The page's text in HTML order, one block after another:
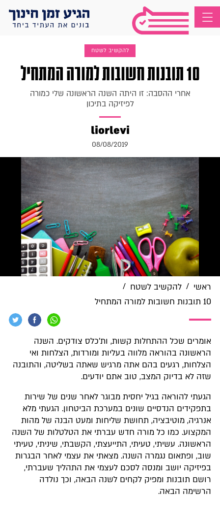
להקשיב לשטח
10 תובנות חשובות למורה המתחיל
אחרי ההסבה: זו היתה השנה הראשונה שלי כמורה
לפיזיקה בתיכון
liorlevi
08/08/2019
ראשי / להקשיב לשטח /
10 תובנות חשובות למורה המתחיל
אומרים שכל ההתחלות קשות, ות'כלס צודקים. השנה
הראשונה בהוראה מלווה בעליות ומורדות, הצלחות ואי
הצלחות, רגעים בהם אתה מרגיש שאתה בשליטה, והתובנה
שזה לא בדיוק המצב, טוב אתם יודעים.
הגעתי להוראה בגיל יחסית מבוגר לאחר שנים של שירות
בתפקידים הנדסיים שונים במערכת הביטחון. הגעתי מלא
אנרגיה, מוטיבציה, תחושת שליחות ומעט הבנה של מהות
המקצוע. כמו כל מורה חדש עברתי את הטלטלות של השנה
הראשונה. עשיתי, טעיתי, התייעצתי, הקשבתי, שיניתי, טעיתי
שוב, ופתאום נגמרה השנה. מצאתי את עצמי לאחר הבגרות
בפיזיקה יושב ומנסה לסכם לעצמי את התהליך שעברתי,
רושם תובנות ומפיק לקחים לשנה הבאה, וכך נולדה
הרשימה הבאה.